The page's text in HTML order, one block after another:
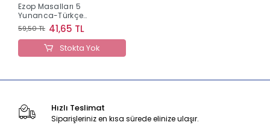
Ezop Masalları 5
Yunanca-Türkçe
Bakışımlı Hikayeler Orta
seviye
59,50 TL 41,65 TL
Stokta Yok
Hızlı Teslimat
Siparişleriniz en kısa sürede elinize ulaşır.